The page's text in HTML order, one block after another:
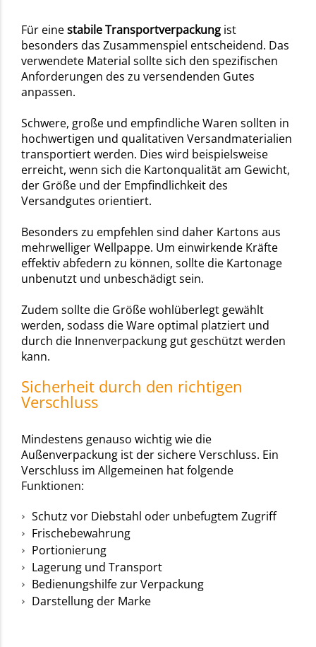
Für einestabile Transportverpackung ist
besonders das Zusammenspiel entscheidend. Das
verwendete Material sollte sich den spezifischen
Anforderungen des zu versendenden Gutes
anpassen.
Schwere, große und empfindliche Waren sollten in
hochwertigen und qualitativen Versandmaterialien
transportiert werden. Dies wird beispielsweise
erreicht, wenn sich die Kartonqualität am Gewicht,
der Größe und der Empfindlichkeit des
Versandgutes orientiert.
Besonders zu empfehlen sind daher Kartons aus
mehrwelliger Wellpappe. Um einwirkende Kräfte
effektiv abfedern zu können, sollte die Kartonage
unbenutzt und unbeschädigt sein.
Zudem sollte die Größe wohlüberlegt gewählt
werden, sodass die Ware optimal platziert und
durch die Innenverpackung gut geschützt werden
kann.
Sicherheit durch den richtigen
Verschluss
Mindestens genauso wichtig wie die
Außenverpackung ist der sichere Verschluss. Ein
Verschluss im Allgemeinen hat folgende
Funktionen:
Schutz vor Diebstahl oder unbefugtem Zugriff
Frischebewahrung
Portionierung
Lagerung und Transport
Bedienungshilfe zur Verpackung
Darstellung der Marke